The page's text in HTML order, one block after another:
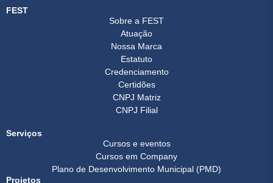
FEST
Sobre a FEST
Atuação
Nossa Marca
Estatuto
Credenciamento
Certidões
CNPJ Matriz
CNPJ Filial
Serviços
Cursos e eventos
Cursos em Company
Plano de Desenvolvimento Municipal (PMD)
Projetos